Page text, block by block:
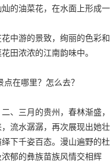
的油菜花，在水面上形成一
中游的景致，绚丽的色彩和
田浓浓的江南韵味中。
在哪里？怎么去？
、三月的贵州，春林渐盛，
流水潺潺，再次展现出她壮
下千姿百态。漫山遍野的杜
郁的彝族苗族风情交相辉